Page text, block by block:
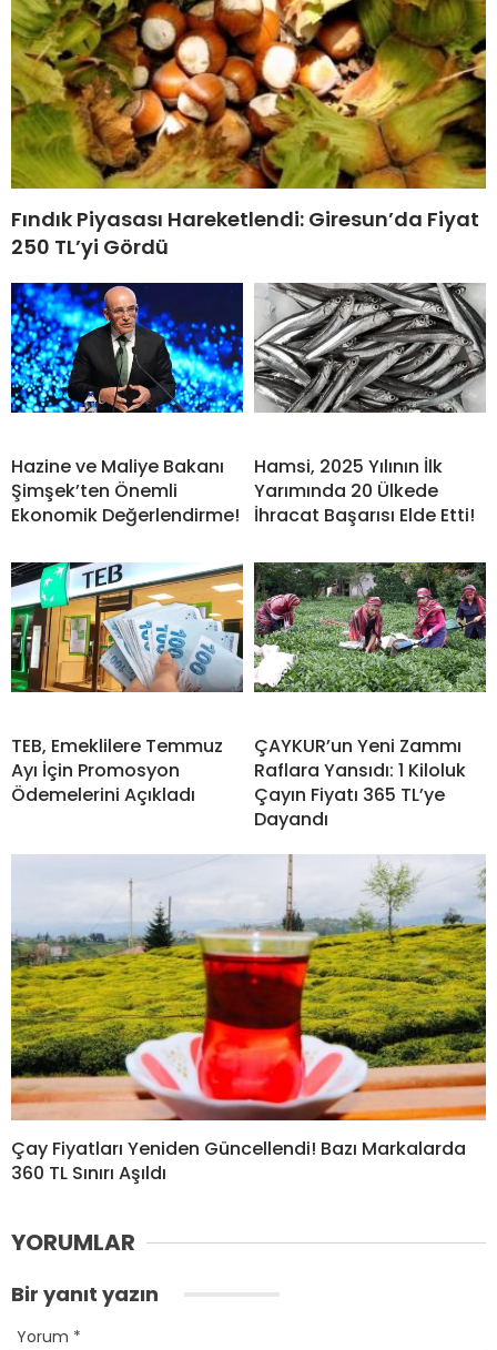
Fındık Piyasası Hareketlendi: Giresun’da Fiyat
250 TL’yi Gördü
Hazine ve Maliye Bakanı
Şimşek’ten Önemli
Ekonomik Değerlendirme!
Hamsi, 2025 Yılının İlk
Yarımında 20 Ülkede
İhracat Başarısı Elde Etti!
TEB, Emeklilere Temmuz
Ayı İçin Promosyon
Ödemelerini Açıkladı
ÇAYKUR’un Yeni Zammı
Raflara Yansıdı: 1 Kiloluk
Çayın Fiyatı 365 TL’ye
Dayandı
Çay Fiyatları Yeniden Güncellendi! Bazı Markalarda
360 TL Sınırı Aşıldı
YORUMLAR
Bir yanıt yazın
Yorum *